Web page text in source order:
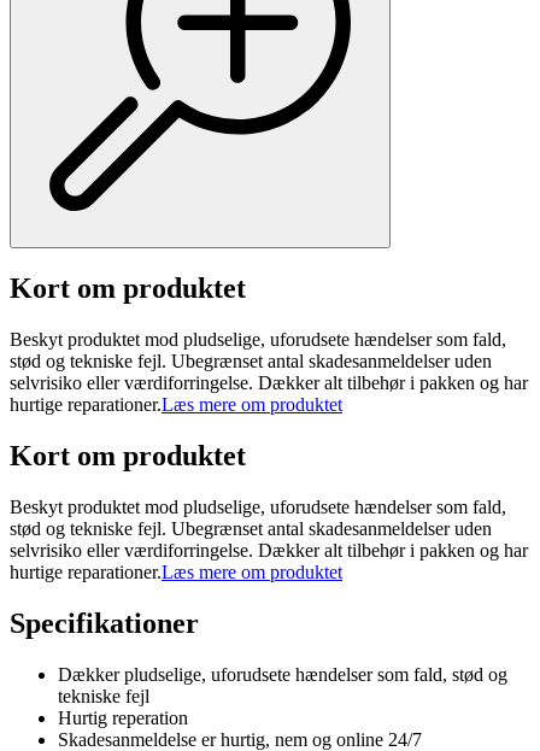
Kort om produktet
Beskyt produktet mod pludselige, uforudsete hændelser som fald,
stød og tekniske fejl. Ubegrænset antal skadesanmeldelser uden
selvrisiko eller værdiforringelse. Dækker alt tilbehør i pakken og har
hurtige reparationer.Læs mere om produktet
Kort om produktet
Beskyt produktet mod pludselige, uforudsete hændelser som fald,
stød og tekniske fejl. Ubegrænset antal skadesanmeldelser uden
selvrisiko eller værdiforringelse. Dækker alt tilbehør i pakken og har
hurtige reparationer.Læs mere om produktet
Specifikationer
Dækker pludselige, uforudsete hændelser som fald, stød og
tekniske fejl
Hurtig reperation
Skadesanmeldelse er hurtig, nem og online 24/7